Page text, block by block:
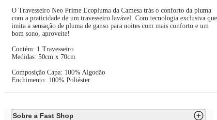
O Travesseiro Neo Prime Ecopluma da Camesa trás o conforto da pluma
com a praticidade de um travesseiro lavável. Com tecnologia exclusiva que
imita a sensação de pluma de ganso para noites com mais conforto e um
bom sono, aproveite!
Contém: 1 Travesseiro
Medidas: 50cm x 70cm
Composição Capa: 100% Algodão
Enchimento: 100% Poliéster
Sobre a Fast Shop